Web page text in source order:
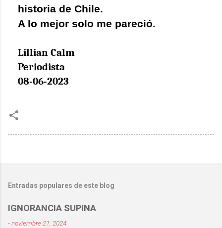
historia de Chile.
A lo mejor solo me pareció.
Lillian Calm
Periodista
08-06-2023
Entradas populares de este blog
IGNORANCIA SUPINA
-noviembre 21, 2024